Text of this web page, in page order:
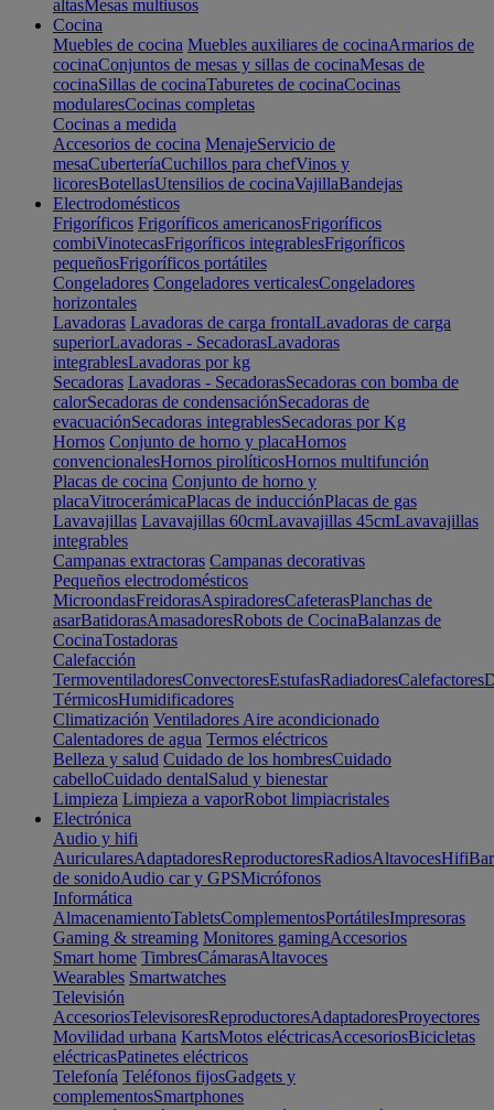
altasMesas multiusos
Cocina
Muebles de cocina Muebles auxiliares de cocinaArmarios de
cocinaConjuntos de mesas y sillas de cocinaMesas de
cocinaSillas de cocinaTaburetes de cocinaCocinas
modularesCocinas completas
Cocinas a medida
Accesorios de cocina MenajeServicio de
mesaCuberteríaCuchillos para chefVinos y
licoresBotellasUtensilios de cocinaVajillaBandejas
Electrodomésticos
Frigoríficos Frigoríficos americanosFrigoríficos
combiVinotecasFrigoríficos integrablesFrigoríficos
pequeñosFrigoríficos portátiles
Congeladores Congeladores verticalesCongeladores
horizontales
Lavadoras Lavadoras de carga frontalLavadoras de carga
superiorLavadoras - SecadorasLavadoras
integrablesLavadoras por kg
Secadoras Lavadoras - SecadorasSecadoras con bomba de
calorSecadoras de condensaciónSecadoras de
evacuaciónSecadoras integrablesSecadoras por Kg
Hornos Conjunto de horno y placaHornos
convencionalesHornos pirolíticosHornos multifunción
Placas de cocina Conjunto de horno y
placaVitrocerámicaPlacas de inducciónPlacas de gas
Lavavajillas Lavavajillas 60cmLavavajillas 45cmLavavajillas
integrables
Campanas extractoras Campanas decorativas
Pequeños electrodomésticos
MicroondasFreidorasAspiradoresCafeterasPlanchas de
asarBatidorasAmasadoresRobots de CocinaBalanzas de
CocinaTostadoras
Calefacción
TermoventiladoresConvectoresEstufasRadiadoresCalefactores
TérmicosHumidificadores
Climatización Ventiladores Aire acondicionado
Calentadores de agua Termos eléctricos
Belleza y salud Cuidado de los hombresCuidado
cabelloCuidado dentalSalud y bienestar
Limpieza Limpieza a vaporRobot limpiacristales
Electrónica
Audio y hifi
AuricularesAdaptadoresReproductoresRadiosAltavocesHifi
de sonidoAudio car y GPSMicrófonos
Informática
AlmacenamientoTabletsComplementosPortátilesImpresoras
Gaming & streaming Monitores gamingAccesorios
Smart home TimbresCámarasAltavoces
Wearables Smartwatches
Televisión
AccesoriosTelevisoresReproductoresAdaptadoresProyectores
Movilidad urbana KartsMotos eléctricasAccesoriosBicicletas
eléctricasPatinetes eléctricos
Telefonía Teléfonos fijosGadgets y
complementosSmartphones